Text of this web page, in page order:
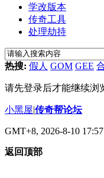
学改版本
传奇工具
处理劫持
热搜: 假人 GOM GEE
请先登录后才能继续浏
小黑屋|传奇帮论坛
GMT+8, 2026-8-10 17:57
返回顶部